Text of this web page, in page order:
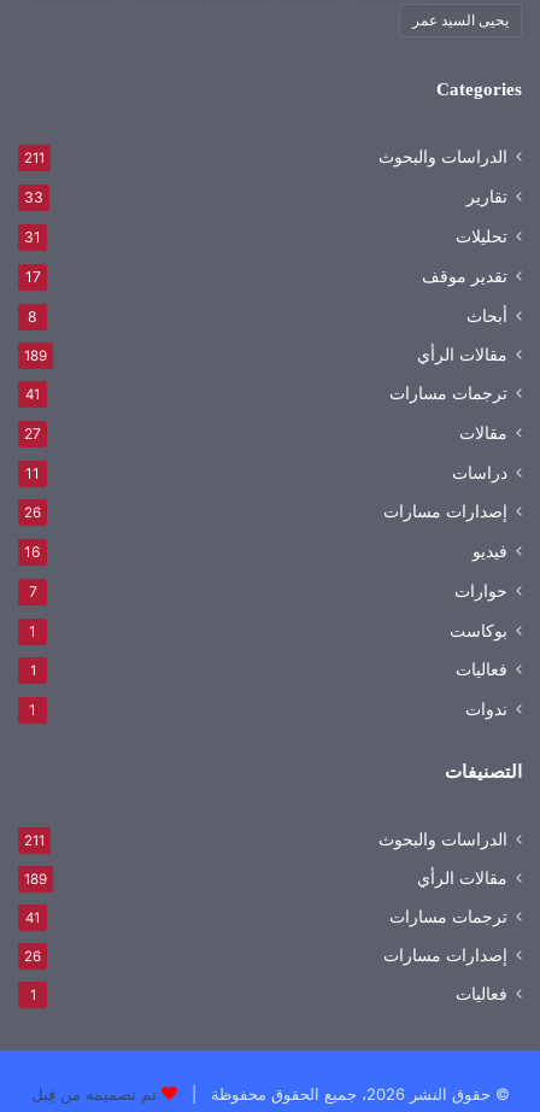
يحيى السيد عمر
Categories
الدراسات والبحوث 211
تقارير 33
تحليلات 31
تقدير موقف 17
أبحاث 8
مقالات الرأي 189
ترجمات مسارات 41
مقالات 27
دراسات 11
إصدارات مسارات 26
فيديو 16
حوارات 7
بوكاست 1
فعاليات 1
ندوات 1
التصنيفات
الدراسات والبحوث 211
مقالات الرأي 189
ترجمات مسارات 41
إصدارات مسارات 26
فعاليات 1
© حقوق النشر 2026، جميع الحقوق محفوظة | تم تصميمه من قِبل